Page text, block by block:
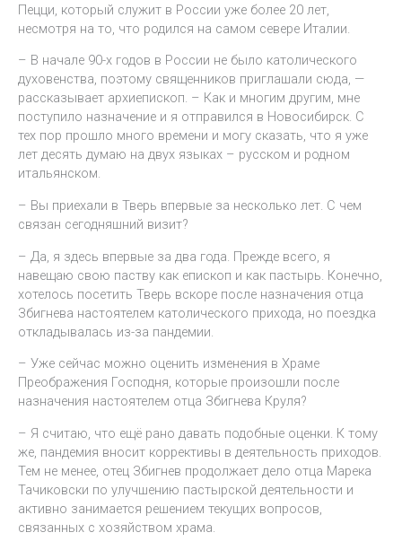
Пецци, который служит в России уже более 20 лет,
несмотря на то, что родился на самом севере Италии.
– В начале 90-х годов в России не было католического
духовенства, поэтому священников приглашали сюда, —
рассказывает архиепископ. – Как и многим другим, мне
поступило назначение и я отправился в Новосибирск. С
тех пор прошло много времени и могу сказать, что я уже
лет десять думаю на двух языках – русском и родном
итальянском.
– Вы приехали в Тверь впервые за несколько лет. С чем
связан сегодняшний визит?
– Да, я здесь впервые за два года. Прежде всего, я
навещаю свою паству как епископ и как пастырь. Конечно,
хотелось посетить Тверь вскоре после назначения отца
Збигнева настоятелем католического прихода, но поездка
откладывалась из-за пандемии.
– Уже сейчас можно оценить изменения в Храме
Преображения Господня, которые произошли после
назначения настоятелем отца Збигнева Круля?
– Я считаю, что ещё рано давать подобные оценки. К тому
же, пандемия вносит коррективы в деятельность приходов.
Тем не менее, отец Збигнев продолжает дело отца Марека
Тачиковски по улучшению пастырской деятельности и
активно занимается решением текущих вопросов,
связанных с хозяйством храма.